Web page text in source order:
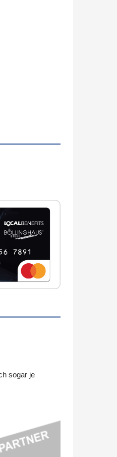
sogar je